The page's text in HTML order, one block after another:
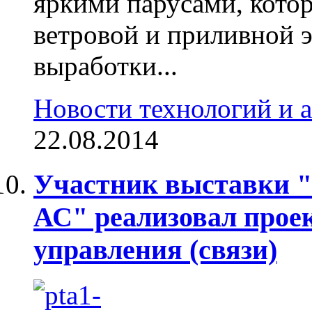
ветровой и приливной
выработки...
Новости технологий и
22.08.2014
Участник
АС" реализовал
управления (связи)